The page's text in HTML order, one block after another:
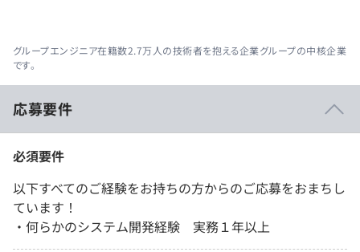
グループエンジニア在籍数2.7万人の技術者を抱える企業グループの中核企業
です。
応募要件
必須要件
以下すべてのご経験をお持ちの方からのご応募をおまちし
ています！
・何らかのシステム開発経験 実務１年以上